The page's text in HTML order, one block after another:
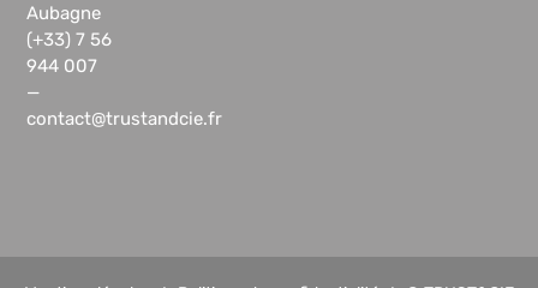
Aubagne
(+33) 7 56
944 007
—
contact@trustandcie.fr